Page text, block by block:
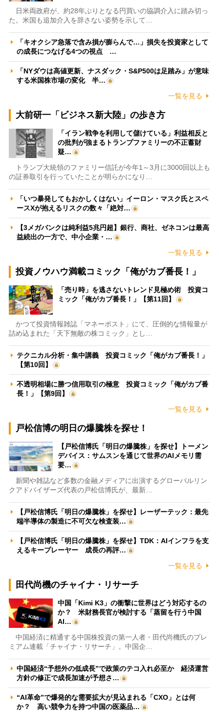
日米両政府が、約28年ぶりとなる円買いの協調介入に踏み切っ
た。米国も追加介入を辞さない姿勢を示して…
「キオクシア急落で含み損が膨らんで…」損失を投資家として
の成長につなげる4つの視点 …
「NYダウは高値更新、ナスダック・S&P500は足踏み」が意味
する米国株市場の変化 半…
一覧を見る
大前研一「ビジネス新大陸」の歩き方
「イラン戦争を利用して儲けている」利益相反と
の批判が強まるトランプファミリーの不正蓄財
疑…
トランプ大統領のファミリー信託が今年1～3月に3000回以上も
の証券取引を行っていたことが明らかになり…
「いつ暴発してもおかしくはない」イーロン・マスク氏とスペ
ースXが抱えるリスクの数々「絶対…
【3メガバンクは純利益5兆円超】銀行、商社、ゼネコンは最高
益続出の一方で、中小企業・…
一覧を見る
投資ノウハウ満載コミック「俺がカブ番長！」
「売り時」を逃さないトレンド見極め術 投資コ
ミック「俺がカブ番長！」【第11回】
かつて投資情報雑誌「マネーポスト」にて、圧倒的な情報量が
詰め込まれた「天下無敵の株コミック」とし…
テクニカル分析・集中講義 投資コミック「俺がカブ番長！」
【第10回】
不透明相場に勝つ信用取引の極意 投資コミック「俺がカブ番
長！」【第9回】
一覧を見る
戸松信博の明日の爆騰株を探せ！
【戸松信博氏「明日の爆騰株」を探せ】トーメン
デバイス：サムスンを通じて世界のAIメモリ需
要…
新聞や雑誌など多数の金融メディアに出演するグローバルリン
クアドバイザーズ代表の戸松信博氏が、最新…
【戸松信博氏「明日の爆騰株」を探せ】レーザーテック：最先
端半導体の製造に不可欠な検査装…
【戸松信博氏「明日の爆騰株」を探せ】TDK：AIインフラを支
えるキープレーヤー 成長の再評…
一覧を見る
田代尚機のチャイナ・リサーチ
中国「Kimi K3」の衝撃に世界はどう対応するの
か？ 米財務長官が検討する「蒸留を行う中国
AI…
中国経済に精通する中国株投資の第一人者・田代尚機氏のプレ
ミアム連載「チャイナ・リサーチ」。中国企…
中国経済“予想外の低成長”で政策のテコ入れ必至か 経済運営
方針の修正で成長加速が予想さ…
“AI革命”で爆発的な需要拡大が見込まれる「CXO」とは何
か？ 高い競争力を持つ中国の医薬品…